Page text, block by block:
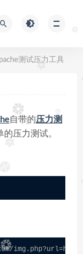
测试压力工具
自带的压力测
压力测试。